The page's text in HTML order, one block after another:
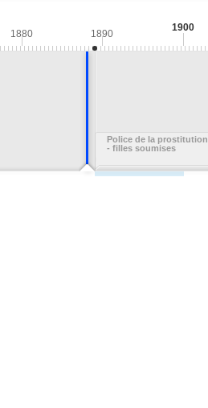
Police de la prostitution
- filles soumises
1900
1880 1890